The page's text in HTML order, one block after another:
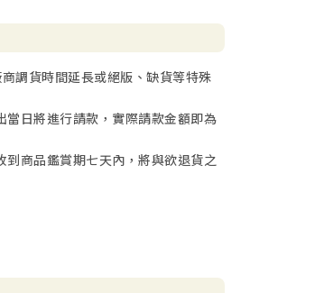
調貨時間延長或絕版、缺貨等特殊
日將進行請款，實際請款金額即為
商品鑑賞期七天內，將與欲退貨之